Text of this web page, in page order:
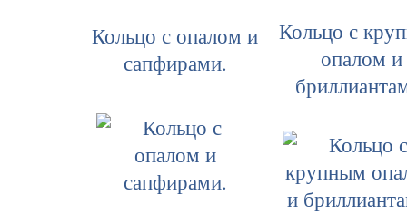
Кольцо с опалом и
сапфирами.
Кольцо с
опалом и